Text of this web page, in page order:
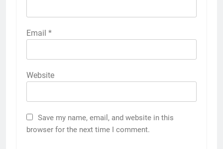
Email *
Website
Save my name, email, and website in this
browser for the next time I comment.